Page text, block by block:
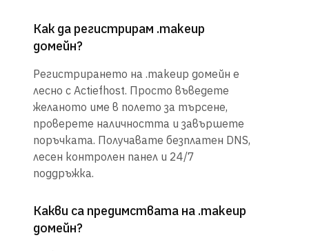
Как да регистрирам .makeup
домейн?
Регистрирането на .makeup домейн е
лесно с Actiefhost. Просто въведете
желаното име в полето за търсене,
проверете наличността и завършете
поръчката. Получавате безплатен DNS,
лесен контролен панел и 24/7
поддръжка.
Какви са предимствата на .makeup
домейн?